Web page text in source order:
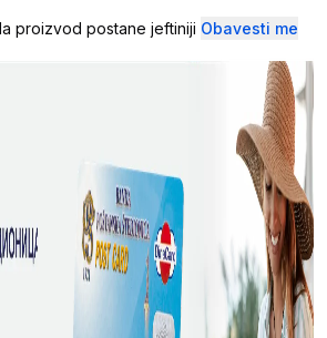
proizvod postane jeftiniji Obavesti me